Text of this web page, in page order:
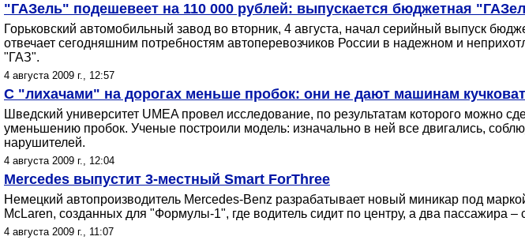
"ГАЗель" подешевеет на 110 000 рублей: выпускается бюджетная
Горьковский автомобильный завод во вторник, 4 августа, начал серийный выпуск
отвечает сегодняшним потребностям автоперевозчиков России в надежном и
"ГАЗ".
4 августа 2009 г., 12:57
С "лихачами" на дорогах меньше пробок: они не дают машинам
Шведский университет UMEA провел исследование, по результатам которого можно
уменьшению пробок. Ученые построили модель: изначально в ней все двигались,
нарушителей.
4 августа 2009 г., 12:04
Mercedes выпустит 3-местный Smart ForThree
Немецкий автопроизводитель Mercedes-Benz разрабатывает новый миникар под
McLaren, созданных для "Формулы-1", где водитель сидит по центру, а два пассажира –
4 августа 2009 г., 11:07